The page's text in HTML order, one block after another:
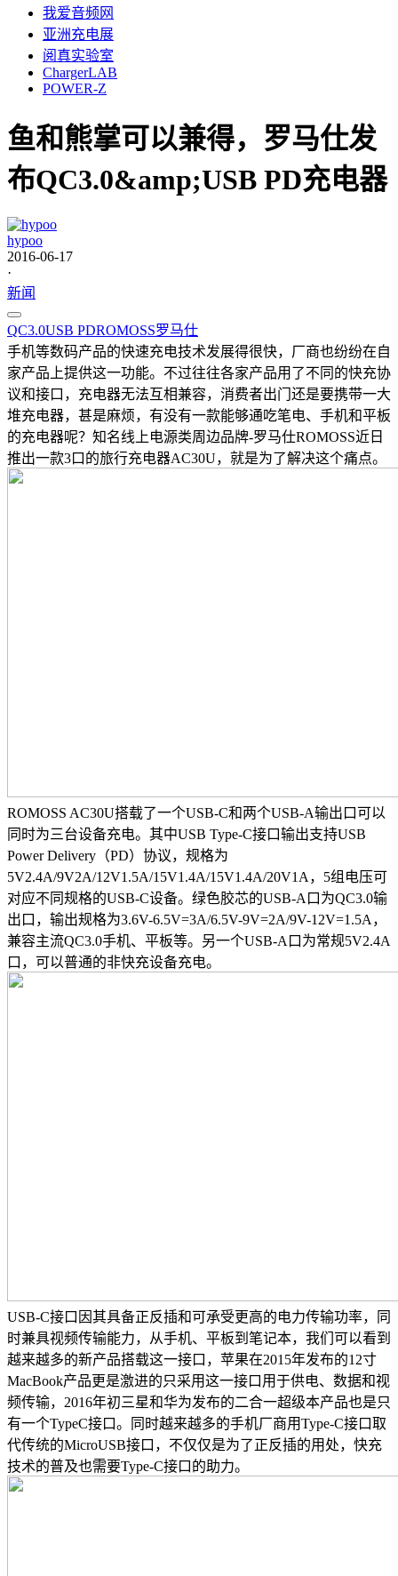
我爱音频网
亚洲充电展
阅真实验室
ChargerLAB
POWER-Z
鱼和熊掌可以兼得，罗马仕发
布QC3.0&amp;USB PD充电器
hypoo
2016-06-17
·
新闻
QC3.0USB PDROMOSS罗马仕
手机等数码产品的快速充电技术发展得很快，厂商也纷纷在自
家产品上提供这一功能。不过往往各家产品用了不同的快充协
议和接口，充电器无法互相兼容，消费者出门还是要携带一大
堆充电器，甚是麻烦，有没有一款能够通吃笔电、手机和平板
的充电器呢？知名线上电源类周边品牌-罗马仕ROMOSS近日
推出一款3口的旅行充电器AC30U，就是为了解决这个痛点。
ROMOSS AC30U搭载了一个USB-C和两个USB-A输出口可以
同时为三台设备充电。其中USB Type-C接口输出支持USB
Power Delivery（PD）协议，规格为
5V2.4A/9V2A/12V1.5A/15V1.4A/15V1.4A/20V1A，5组电压可
对应不同规格的USB-C设备。绿色胶芯的USB-A口为QC3.0输
出口，输出规格为3.6V-6.5V=3A/6.5V-9V=2A/9V-12V=1.5A，
兼容主流QC3.0手机、平板等。另一个USB-A口为常规5V2.4A
口，可以普通的非快充设备充电。
USB-C接口因其具备正反插和可承受更高的电力传输功率，同
时兼具视频传输能力，从手机、平板到笔记本，我们可以看到
越来越多的新产品搭载这一接口，苹果在2015年发布的12寸
MacBook产品更是激进的只采用这一接口用于供电、数据和视
频传输，2016年初三星和华为发布的二合一超级本产品也是只
有一个TypeC接口。同时越来越多的手机厂商用Type-C接口取
代传统的MicroUSB接口，不仅仅是为了正反插的用处，快充
技术的普及也需要Type-C接口的助力。